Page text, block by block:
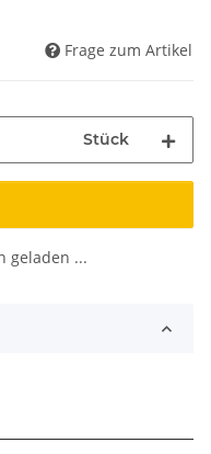
Frage zum Artikel
Stück
geladen ...